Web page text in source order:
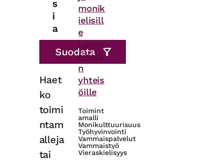
s
i
a
Haet
ko
toimi
ntam
alleja
tai
monik
ielisill
e
vamm
aisala
n
yhteis
öille
Toimint
amalli
Monikulttuurisuus
Työhyvinvointi
Vammaispalvelut
Vammaistyö
Vieraskielisyys